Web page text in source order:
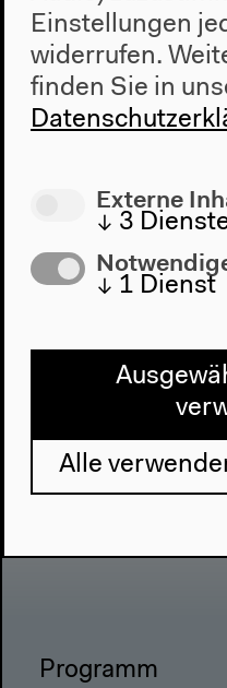
Bixiga 70
Programm
Einstellungen
widerrufen.
finden Sie in
Externe
↓ 3
↓ 1 Dienst
Alle